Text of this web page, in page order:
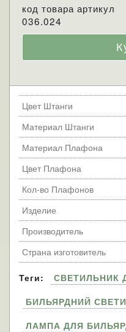
код товара артикул
036.024
Цвет Штанги
Материал Штанги
Материал Плафона
Цвет Плафона
Кол-во Плафонов
Изделие
Производитель
Страна изготовитель
Теги:
СВЕТИЛЬНИК
БИЛЬЯРДНИЙ
ЛАМПА ДЛЯ